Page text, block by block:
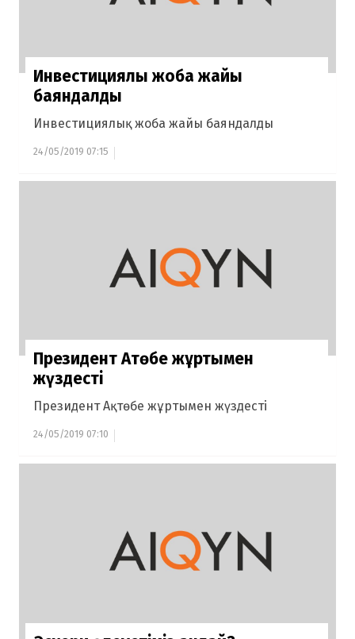
Инвестициялық жоба жайы
баяндалды
Инвестициялық жоба жайы баяндалды
24/05/2019 07:15
Президент Ақтөбе жұртымен
жүздесті
Президент Ақтөбе жұртымен жүздесті
24/05/2019 07:10